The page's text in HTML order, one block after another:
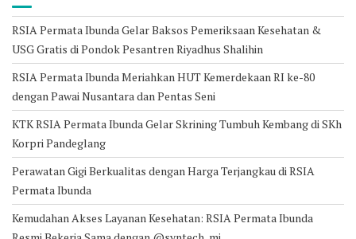
RSIA Permata Ibunda Gelar Baksos Pemeriksaan Kesehatan &
USG Gratis di Pondok Pesantren Riyadhus Shalihin
RSIA Permata Ibunda Meriahkan HUT Kemerdekaan RI ke-80
dengan Pawai Nusantara dan Pentas Seni
KTK RSIA Permata Ibunda Gelar Skrining Tumbuh Kembang di SKh
Korpri Pandeglang
Perawatan Gigi Berkualitas dengan Harga Terjangkau di RSIA
Permata Ibunda
Kemudahan Akses Layanan Kesehatan: RSIA Permata Ibunda